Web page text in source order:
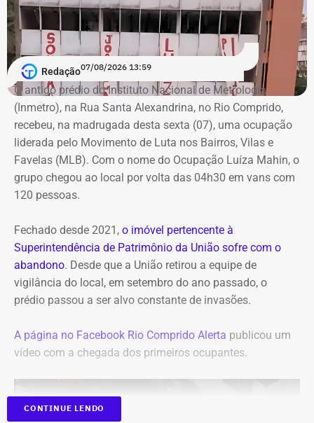
de garantir a transparência sobre a situação financeira
dos candidatos.
Redação07/08/2026 13:59
O antigo prédio do Instituto Nacional de Metrologia
(Inmetro), na Rua Santa Alexandrina, no Rio Comprido,
recebeu, na madrugada desta sexta (07), uma ocupação
liderada pelo Movimento de Luta nos Bairros, Vilas e
Favelas (MLB). Com o nome do Ocupação Luíza Mahin, o
grupo chegou ao local por volta das 04h30 em vans com
120 pessoas.
Fechado desde 2021, o imóvel pertencente à
Superintendência de Patrimônio da União sofre com o
abandono. Desde que a União retirou a equipe de
vigilância do local, em setembro do ano passado, o
prédio passou a ser alvo constante de invasões.
A página no Facebook Rio Comprido Alerta publicou um
vídeo com a chegada dos primeiros ocupantes.
CONTINUE LENDO